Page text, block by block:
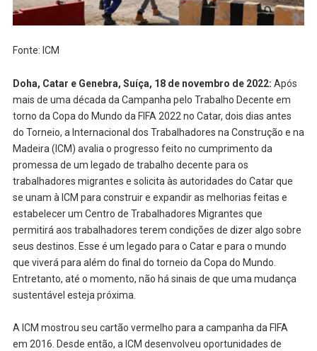
Fonte: ICM
Doha, Catar e Genebra, Suíça, 18 de novembro de 2022: Após
mais de uma década da Campanha pelo Trabalho Decente em
torno da Copa do Mundo da FIFA 2022 no Catar, dois dias antes
do Torneio, a Internacional dos Trabalhadores na Construção e na
Madeira (ICM) avalia o progresso feito no cumprimento da
promessa de um legado de trabalho decente para os
trabalhadores migrantes e solicita às autoridades do Catar que
se unam à ICM para construir e expandir as melhorias feitas e
estabelecer um Centro de Trabalhadores Migrantes que
permitirá aos trabalhadores terem condições de dizer algo sobre
seus destinos. Esse é um legado para o Catar e para o mundo
que viverá para além do final do torneio da Copa do Mundo.
Entretanto, até o momento, não há sinais de que uma mudança
sustentável esteja próxima.
A ICM mostrou seu cartão vermelho para a campanha da FIFA
em 2016. Desde então, a ICM desenvolveu oportunidades de